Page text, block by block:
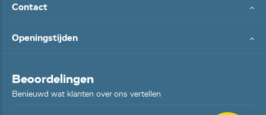
Contact
Openingstijden
Beoordelingen
Benieuwd wat klanten over ons vertellen